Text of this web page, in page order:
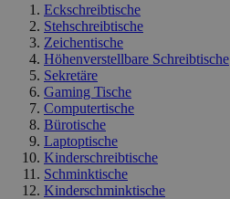
Eckschreibtische
Stehschreibtische
Zeichentische
Höhenverstellbare Schreibtische
Sekretäre
Gaming Tische
Computertische
Bürotische
Laptoptische
Kinderschreibtische
Schminktische
Kinderschminktische